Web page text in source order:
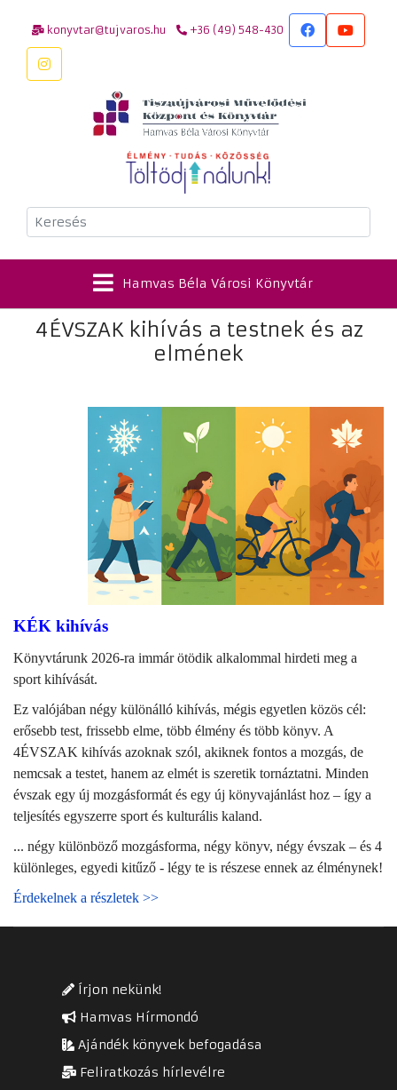
konyvtar@tujvaros.hu +36 (49) 548-430
Keresés
Hamvas Béla Városi Könyvtár
4ÉVSZAK kihívás a testnek és az
elmének
KÉK kihívás
Könyvtárunk 2026-ra immár ötödik alkalommal hirdeti meg a
sport kihívását.
Ez valójában négy különálló kihívás, mégis egyetlen közös cél:
erősebb test, frissebb elme, több élmény és több könyv. A
4ÉVSZAK kihívás azoknak szól, akiknek fontos a mozgás, de
nemcsak a testet, hanem az elmét is szeretik tornáztatni. Minden
évszak egy új mozgásformát és egy új könyvajánlást hoz – így a
teljesítés egyszerre sport és kulturális kaland.
... négy különböző mozgásforma, négy könyv, négy évszak – és 4
különleges, egyedi kitűző - légy te is részese ennek az élménynek!
Érdekelnek a részletek >>
Írjon nekünk!
Hamvas Hírmondó
Ajándék könyvek befogadása
Feliratkozás hírlevélre